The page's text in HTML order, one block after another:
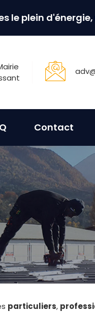
le plein d'énergie,
Contact
particuliers,